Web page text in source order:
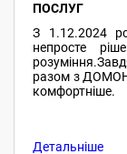
ПОСЛУГ
З 1.12.2024
непросте
разом з
комфортніше.
Детальніше